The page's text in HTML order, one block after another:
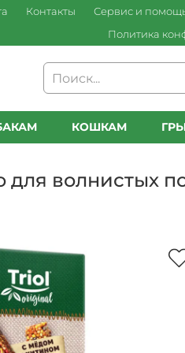
Контакты Сервис и
Политика
КОШКАМ
для волнистых